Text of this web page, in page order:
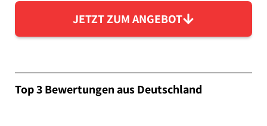
JETZT ZUM ANGEBOT
Top 3 Bewertungen aus Deutschland